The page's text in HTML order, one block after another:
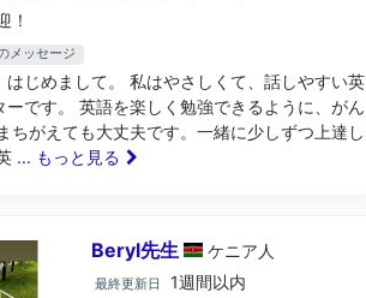
！
メッセージ
はじめまして。 私はやさしくて、話しやすい英
ーです。 英語を楽しく勉強できるように、がん
ちがえても大丈夫です。一緒に少しずつ上達し
... もっと見る
Beryl先生 ケニア 人
最終更新日 1週間以内